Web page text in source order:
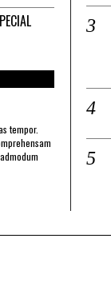
tempor.